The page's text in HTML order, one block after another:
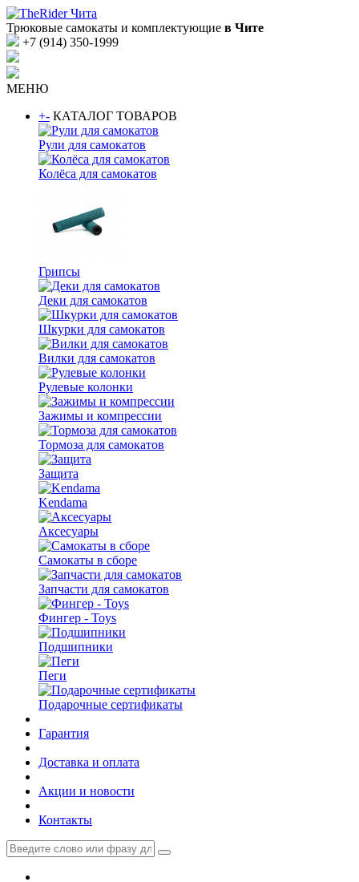
Трюковые самокаты и комплектующие в Чите
+7 (914) 350-1999
МЕНЮ
+- КАТАЛОГ ТОВАРОВ
Рули для самокатов
Колёса для самокатов
Грипсы
Деки для самокатов
Шкурки для самокатов
Вилки для самокатов
Рулевые колонки
Зажимы и компрессии
Тормоза для самокатов
Защита
Kendama
Аксесуары
Самокаты в сборе
Запчасти для самокатов
Фингер - Toys
Подшипники
Пеги
Подарочные сертификаты
Гарантия
Доставка и оплата
Акции и новости
Контакты